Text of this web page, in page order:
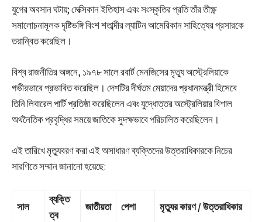
যুগের অবসান ঘটায়; মেক্সিকান ইতিহাস এবং সংস্কৃতির প্রতি তাঁর তীক্ষ্ণ
সমালোচনামূলক দৃষ্টিভঙ্গি বিংশ শতাব্দীর ল্যাটিন আমেরিকান সাহিত্যের প্রসারকে
তরান্বিত করেছিল।
বিশ্ব রাজনীতির অঙ্গনে, ১৯৭৮ সালে রবার্ট মেনজিসের মৃত্যু অস্ট্রেলিয়াকে
গভীরভাবে প্রভাবিত করেছিল। দেশটির দীর্ঘতম মেয়াদের প্রধানমন্ত্রী হিসেবে
তিনি লিবারেল পার্টি প্রতিষ্ঠা করেছিলেন এবং যুদ্ধোত্তর অস্ট্রেলিয়ার বিশাল
অর্থনৈতিক প্রবৃদ্ধির সময়ে জাতিকে সুদক্ষভাবে পরিচালিত করেছিলেন।
এই তারিখে মৃত্যুবরণ করা এই অসাধারণ ব্যক্তিদের উত্তরাধিকারকে নিচের
সারণিতে সম্মান জানানো হয়েছে:
সাল
ব্যক্তি
ত্ব
জাতীয়তা পেশা মৃত্যুর কারণ / উত্তরাধিকার